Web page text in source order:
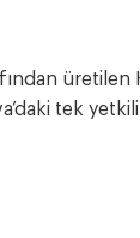
tek